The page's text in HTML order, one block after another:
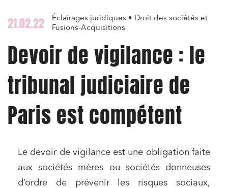
21.02.22
Éclairages juridiques • Droit des sociétés et
Fusions-Acquisitions
Devoir de vigilance : le
tribunal judiciaire de
Paris est compétent
Le devoir de vigilance est une obligation faite
aux sociétés mères ou sociétés donneuses
d’ordre de prévenir les risques sociaux,